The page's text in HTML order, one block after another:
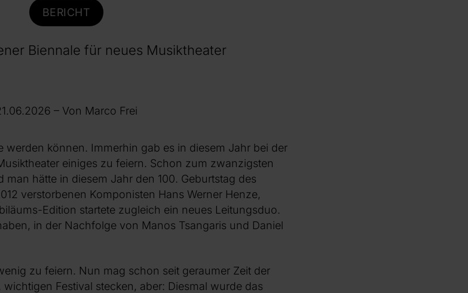
BERICHT
Biennale für neues Musiktheater
– Von Marco Frei
werden können. Immerhin gab es in diesem Jahr bei der
einiges zu feiern. Schon zum zwanzigsten
hätte in diesem Jahr den 100. Geburtstag des
verstorbenen Komponisten Hans Werner Henze,
Edition startete zugleich ein neues Leitungsduo.
in der Nachfolge von Manos Tsangaris und Daniel
zu feiern. Nun mag schon seit geraumer Zeit der
Festival stecken, aber: Diesmal wurde das